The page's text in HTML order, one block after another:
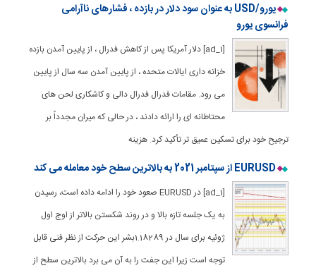
یورو/USD به عنوان سود دلار در بازده ، فشارهای ناآرامی
فرانسوی یورو
[ad_1] دلار آمریکا پس از کاهش فدرال ، از پایین آمدن بازده
خزانه داری ایالات متحده ، از پایین آمدن سه سال از پایین
می رود. مقامات فدرال فدرال دالی و کاشکاری لحن های
محتاطانه ای را ارائه دادند ، در حالی که میران مجدداً بر
ترجیح خود برای تسکین عمیق تر تأکید کرد. هزینه
EURUSD از سپتامبر 2021 به بالاترین سطح خود معامله می کند
[ad_1] در EURUSD صعود خود را ادامه داده است، رسیدن
به یک جلسه تازه بالا و در روند شکستن بالاتر از اوج اول
ژوئیه برای سال در 1.18289بشر این حرکت از نظر فنی قابل
توجه است زیرا این جفت را به آن می برد بالاترین سطح از